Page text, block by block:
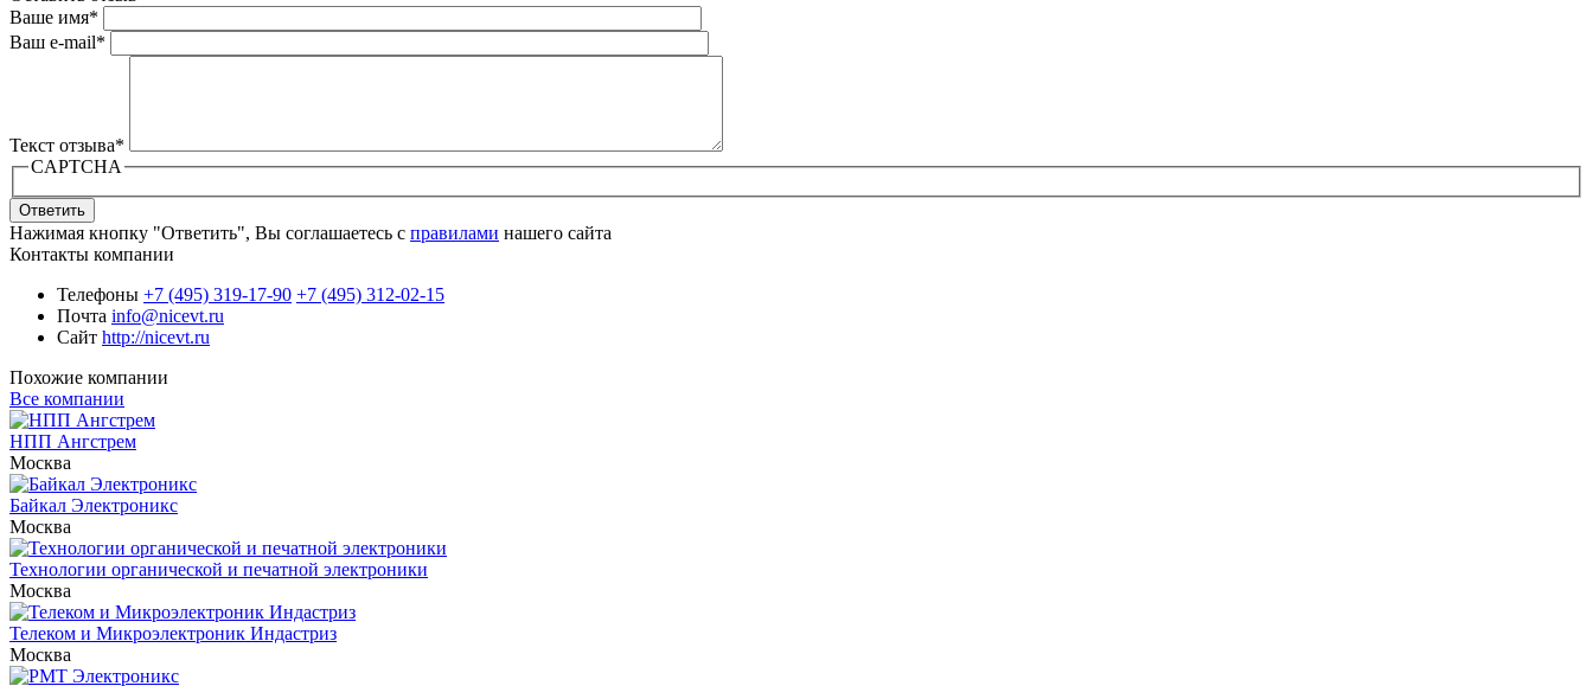
Ваше имя*
Ваш e-mail*
Текст отзыва*
CAPTCHA
Ответить
Нажимая кнопку "Ответить", Вы соглашаетесь с правилами нашего сайта
Контакты компании
Телефоны +7 (495) 319-17-90 +7 (495) 312-02-15
Почта info@nicevt.ru
Сайт http://nicevt.ru
Похожие компании
Все компании
НПП Ангстрем
Москва
Байкал Электроникс
Москва
Технологии органической и печатной электроники
Москва
Телеком и Микроэлектроник Индастриз
Москва